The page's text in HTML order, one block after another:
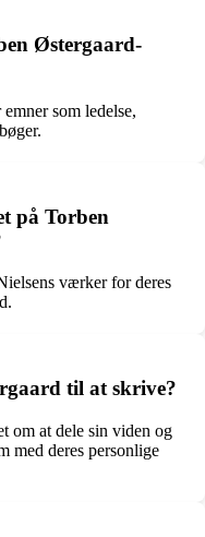
Østergaard-
som ledelse,
på Torben
værker for deres
til at skrive?
om at dele sin viden og
med deres personlige